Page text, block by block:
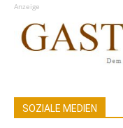
Anzeige
SOZIALE MEDIEN